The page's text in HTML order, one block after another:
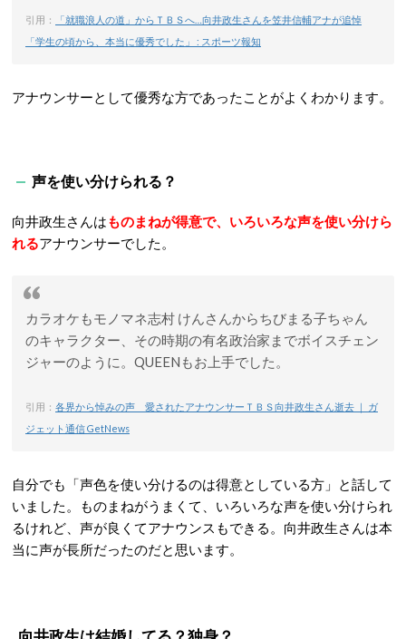
引用：
「就職浪人の道」からＴＢＳへ…向井政生さんを笠井信輔アナが追悼
「学生の頃から、本当に優秀でした」 : スポーツ報知
アナウンサーとして優秀な方であったことがよくわかります。
声を使い分けられる？
向井政生さんはものまねが得意で、いろいろな声を使い分けら
れるアナウンサーでした。
カラオケもモノマネ志村 けんさんからちびまる子ちゃん
のキャラクター、その時期の有名政治家までボイスチェン
ジャーのように。QUEENもお上手でした。
引用： 各界から悼みの声 愛されたアナウンサーＴＢＳ向井政生さん逝去 ｜ ガ
ジェット通信 GetNews
自分でも「声色を使い分けるのは得意としている方」と話して
いました。ものまねがうまくて、いろいろな声を使い分けられ
るけれど、声が良くてアナウンスもできる。向井政生さんは本
当に声が長所だったのだと思います。